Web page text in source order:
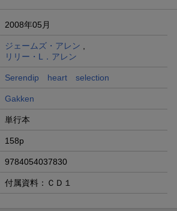
2008年05月
ジェームズ・アレン ,
リリー・L．アレン
Serendip heart selection
Gakken
単行本
158p
9784054037830
付属資料：ＣＤ１